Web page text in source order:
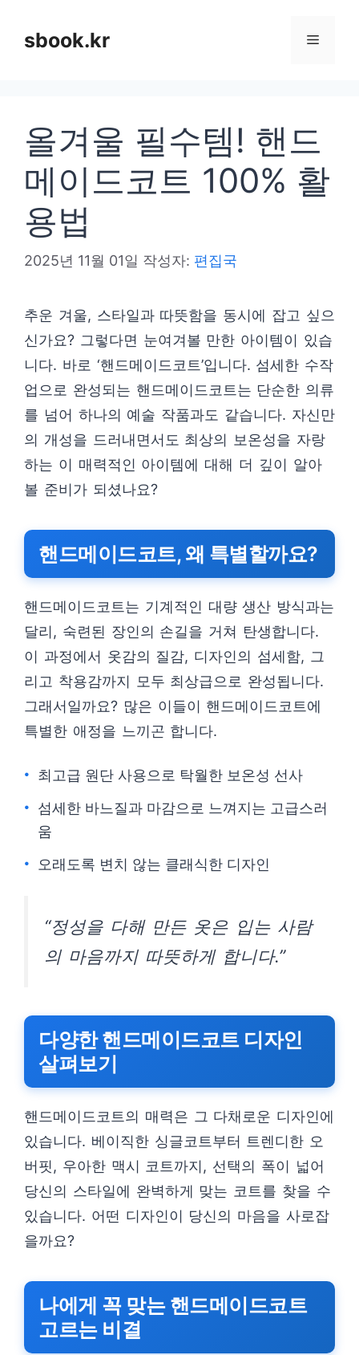
sbook.kr 메
올겨울 필수템! 핸드
메이드코트 100% 활
용법
2025년 11월 01일 작성자: 편집국
추운 겨울, 스타일과 따뜻함을 동시에 잡고 싶으
신가요? 그렇다면 눈여겨볼 만한 아이템이 있습
니다. 바로 ‘핸드메이드코트’입니다. 섬세한 수작
업으로 완성되는 핸드메이드코트는 단순한 의류
를 넘어 하나의 예술 작품과도 같습니다. 자신만
의 개성을 드러내면서도 최상의 보온성을 자랑
하는 이 매력적인 아이템에 대해 더 깊이 알아
볼 준비가 되셨나요?
핸드메이드코트, 왜 특별할까요?
핸드메이드코트는 기계적인 대량 생산 방식과는
달리, 숙련된 장인의 손길을 거쳐 탄생합니다.
이 과정에서 옷감의 질감, 디자인의 섬세함, 그
리고 착용감까지 모두 최상급으로 완성됩니다.
그래서일까요? 많은 이들이 핸드메이드코트에
특별한 애정을 느끼곤 합니다.
최고급 원단 사용으로 탁월한 보온성 선사
섬세한 바느질과 마감으로 느껴지는 고급스러
움
오래도록 변치 않는 클래식한 디자인
“정성을 다해 만든 옷은 입는 사람
의 마음까지 따뜻하게 합니다.”
다양한 핸드메이드코트 디자인
살펴보기
핸드메이드코트의 매력은 그 다채로운 디자인에
있습니다. 베이직한 싱글코트부터 트렌디한 오
버핏, 우아한 맥시 코트까지, 선택의 폭이 넓어
당신의 스타일에 완벽하게 맞는 코트를 찾을 수
있습니다. 어떤 디자인이 당신의 마음을 사로잡
을까요?
나에게 꼭 맞는 핸드메이드코트
고르는 비결